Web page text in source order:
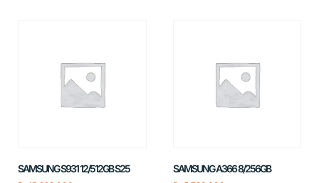
SAMSUNG S931 12/512GB S25 SAMSUNG A366 8/256GB